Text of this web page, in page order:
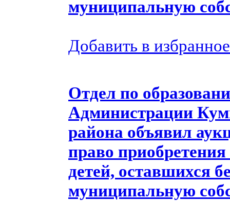
муниципальную
Добавить в избранное
Отдел по
Администрации
района объявил
право
детей, оставшихся
муниципальную